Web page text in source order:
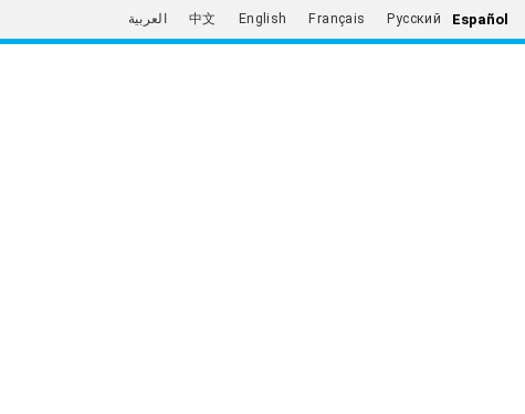
العربية 中文 English Français Русский Español